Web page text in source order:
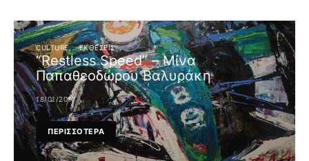
CULTURE ΕΚΘΕΣΕΙΣ
“Restless Speed” – Μίνα
Παπαθεοδώρου Βαλυράκη
18/01/2017
ΠΕΡΙΣΣΟΤΕΡΑ